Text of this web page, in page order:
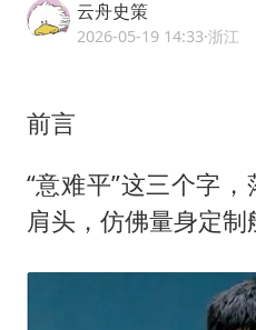
黄
“六
牛津
云舟史策
2026-05-19 14:33·浙江
前言
“意难平”这三个字
肩头，仿佛量身定制